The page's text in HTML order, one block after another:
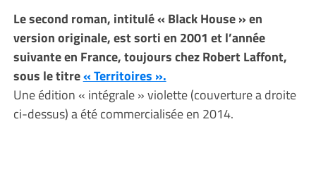
Le second roman, intitulé « Black House » en
version originale, est sorti en 2001 et l’année
suivante en France, toujours chez Robert Laffont,
sous le titre« Territoires ».
Une édition « intégrale » violette (couverture a droite
ci-dessus) a été commercialisée en 2014.